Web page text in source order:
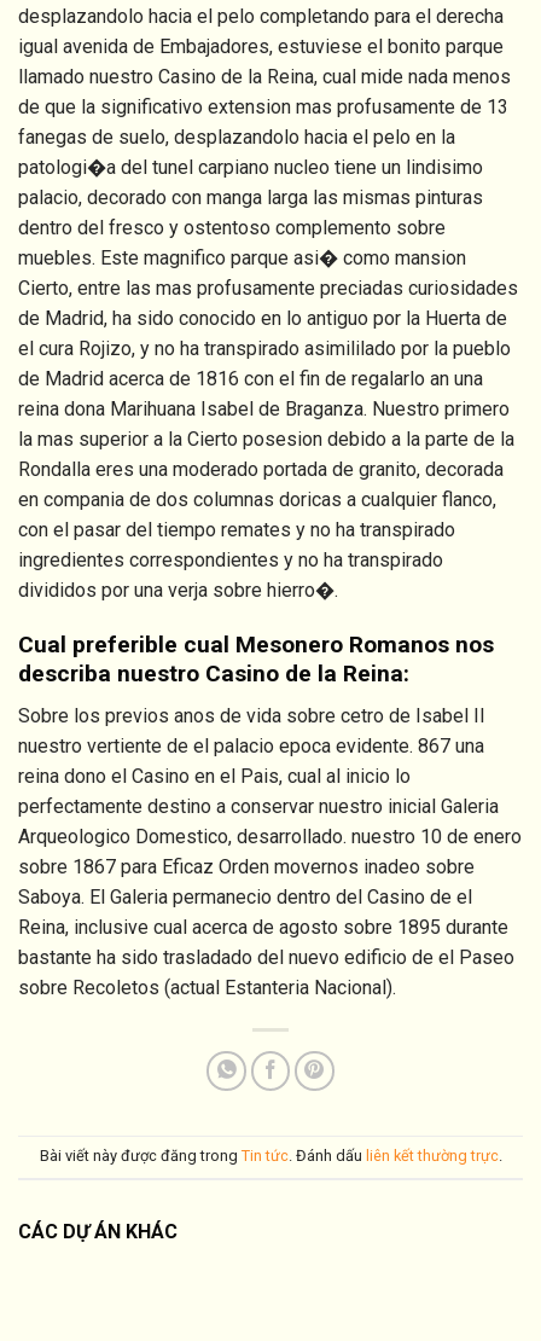
desplazandolo hacia el pelo completando para el derecha
igual avenida de Embajadores, estuviese el bonito parque
llamado nuestro Casino de la Reina, cual mide nada menos
de que la significativo extension mas profusamente de 13
fanegas de suelo, desplazandolo hacia el pelo en la
patologi�a del tunel carpiano nucleo tiene un lindisimo
palacio, decorado con manga larga las mismas pinturas
dentro del fresco y ostentoso complemento sobre
muebles. Este magnifico parque asi� como mansion
Cierto, entre las mas profusamente preciadas curiosidades
de Madrid, ha sido conocido en lo antiguo por la Huerta de
el cura Rojizo, y no ha transpirado asimililado por la pueblo
de Madrid acerca de 1816 con el fin de regalarlo an una
reina dona Marihuana Isabel de Braganza. Nuestro primero
la mas superior a la Cierto posesion debido a la parte de la
Rondalla eres una moderado portada de granito, decorada
en compania de dos columnas doricas a cualquier flanco,
con el pasar del tiempo remates y no ha transpirado
ingredientes correspondientes y no ha transpirado
divididos por una verja sobre hierro�.
Cual preferible cual Mesonero Romanos nos
describa nuestro Casino de la Reina:
Sobre los previos anos de vida sobre cetro de Isabel II
nuestro vertiente de el palacio epoca evidente. 867 una
reina dono el Casino en el Pais, cual al inicio lo
perfectamente destino a conservar nuestro inicial Galeria
Arqueologico Domestico, desarrollado. nuestro 10 de enero
sobre 1867 para Eficaz Orden movernos inadeo sobre
Saboya. El Galeria permanecio dentro del Casino de el
Reina, inclusive cual acerca de agosto sobre 1895 durante
bastante ha sido trasladado del nuevo edificio de el Paseo
sobre Recoletos (actual Estanteria Nacional).
Bài viết này được đăng trong Tin tức. Đánh dấu liên kết thường trực.
CÁC DỰ ÁN KHÁC